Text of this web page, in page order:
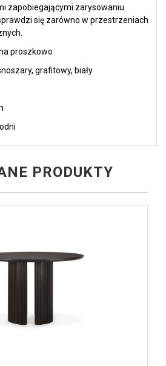
zapobiegającymi zarysowaniu.
się zarówno w przestrzeniach
proszkowo
grafitowy, biały
PRODUKTY